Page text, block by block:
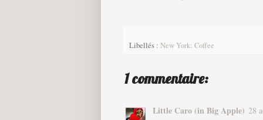
Libellés : New York: Coffee
1 commentaire:
Little Caro (in Big Apple) 28